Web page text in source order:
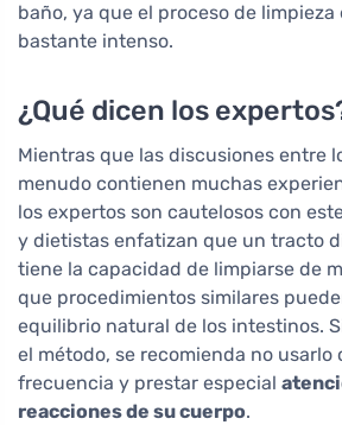
baño, ya que el proceso de limpieza
bastante intenso.
¿Qué dicen los
Mientras que las discusiones entre
menudo contienen muchas
los expertos son cautelosos con
y dietistas enfatizan que un tracto
tiene la capacidad de limpiarse de
que procedimientos similares
equilibrio natural de los intestinos.
el método, se recomienda no usarlo
frecuencia y prestar especial
reacciones de su cuerpo.